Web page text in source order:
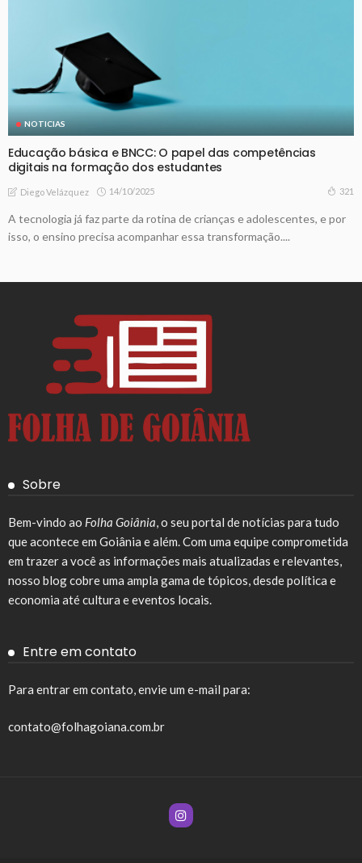
NOTICIAS
Educação básica e BNCC: O papel das competências
digitais na formação dos estudantes
Diego Velázquez 14/10/2025 321
A tecnologia já faz parte da rotina de crianças e adolescentes, e por
isso, o ensino precisa acompanhar essa transformação....
Sobre
Bem-vindo ao Folha Goiânia , o seu portal de notícias para tudo
que acontece em Goiânia e além. Com uma equipe comprometida
em trazer a você as informações mais atualizadas e relevantes,
nosso blog cobre uma ampla gama de tópicos, desde política e
economia até cultura e eventos locais.
Entre em contato
Para entrar em contato, envie um e-mail para:
contato@folhagoiana.com.br